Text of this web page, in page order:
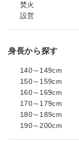
焚火
設営
身長から探す
140～149cm
150～159cm
160～169cm
170～179cm
180～189cm
190～200cm